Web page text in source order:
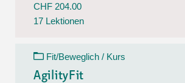
CHF 204.00
17 Lektionen
Fit/Beweglich / Kurs
AgilityFit